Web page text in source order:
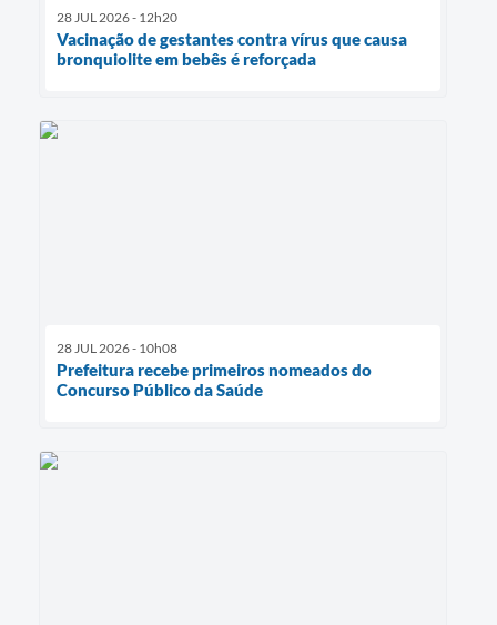
28 JUL 2026 - 12h20
Vacinação de gestantes contra vírus que causa
bronquiolite em bebês é reforçada
28 JUL 2026 - 10h08
Prefeitura recebe primeiros nomeados do
Concurso Público da Saúde